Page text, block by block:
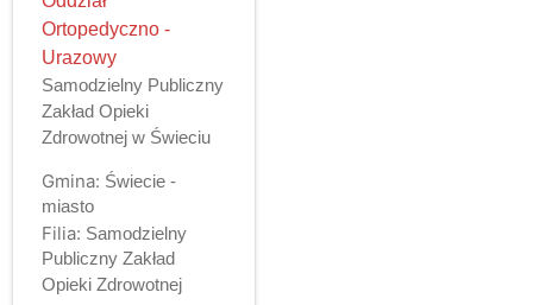
Ortopedyczno -
Urazowy
Samodzielny Publiczny
Zakład Opieki
Zdrowotnej w Świeciu
Gmina: Świecie -
miasto
Filia: Samodzielny
Publiczny Zakład
Opieki Zdrowotnej